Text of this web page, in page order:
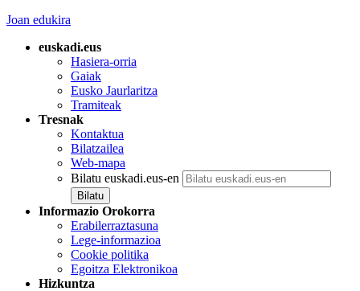
Joan edukira
euskadi.eus
Hasiera-orria
Gaiak
Eusko Jaurlaritza
Tramiteak
Tresnak
Kontaktua
Bilatzailea
Web-mapa
Bilatu euskadi.eus-en
Informazio Orokorra
Erabilerraztasuna
Lege-informazioa
Cookie politika
Egoitza Elektronikoa
Hizkuntza